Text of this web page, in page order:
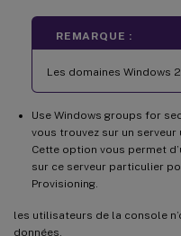
REMARQUE :
Les domaines Windows
Use Windows groups for
vous trouvez sur un serveur
Cette option vous permet
sur ce serveur particulier
Provisioning.
les utilisateurs de la console
données.